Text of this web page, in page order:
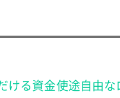
る資金使途自由